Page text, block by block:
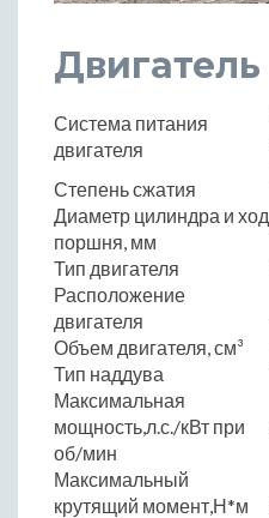
Двигатель
Система питания
двигателя
Степень сжатия
Диаметр цилиндра и ход
поршня, мм
Тип двигателя
Расположение
двигателя
Объем двигателя, см³
Тип наддува
Максимальная
мощность,л.с./кВт при
об/мин
Максимальный
крутящий момент,Н*м